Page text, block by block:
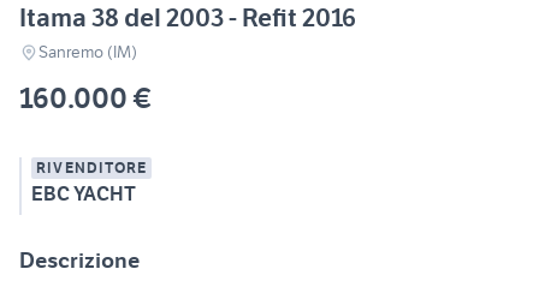
Itama 38 del 2003 - Refit 2016
Sanremo (IM)
160.000 €
RIVENDITORE
EBC YACHT
Descrizione